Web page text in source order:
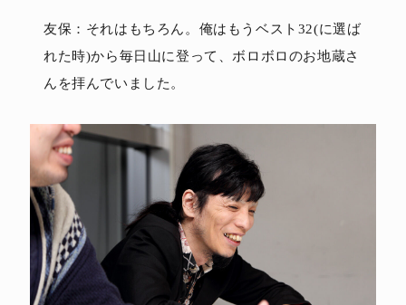
友保：それはもちろん。俺はもうベスト32(に選ば
れた時)から毎日山に登って、ボロボロのお地蔵さ
んを拝んでいました。